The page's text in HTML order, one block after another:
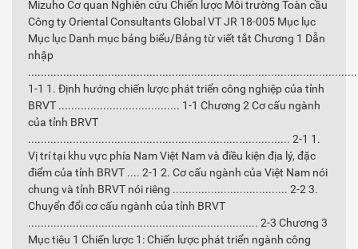
Mizuho Cơ quan Nghiên cứu Chiến lược Môi trường Toàn cầu
Công ty Oriental Consultants Global VT JR 18-005 Mục lục
Mục lục Danh mục bảng biểu/Bảng từ viết tắt Chương 1 Dẫn
nhập
1-1 1. Định hướng chiến lược phát triển công nghiệp của tỉnh
BRVT ...................................... 1-1 Chương 2 Cơ cấu ngành
của tỉnh BRVT
.................................................................................. 2-1 1.
Vị trí tại khu vực phía Nam Việt Nam và điều kiện địa lý, đặc
điểm của tỉnh BRVT .... 2-1 2. Cơ cấu ngành của Việt Nam nói
chung và tỉnh BRVT nói riêng .................................... 2-2 3.
Chuyển đổi cơ cấu ngành của tỉnh BRVT
........................................................................ 2-3 Chương 3
Mục tiêu 1 Chiến lược 1: Chiến lược phát triển ngành công